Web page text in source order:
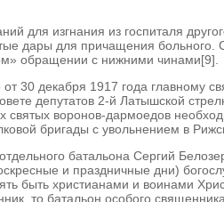
для изгнания из госпиталя
дары для причащения больного.
обращении с нижними чинами[9].
от 30 декабря 1917 года главному
депутатов 2-й Латышской
святых воронов-дармоедов
бригады с увольнением в
батальона Сергий
и праздничные дни)
быть христианами и воинами
то батальон особого